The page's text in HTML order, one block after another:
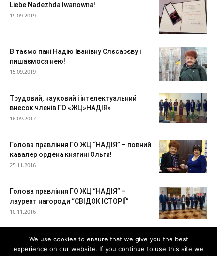
Liebe Nadezhda Iwanowna!
19.09.2019
Вітаємо пані Надію Іванівну Слєсарєву і
пишаємося нею!
15.09.2019
Трудовий, науковий і інтелектуальний
внесок членів ГО «ЖЦ»НАДІЯ»
16.09.2017
Голова правління ГО ЖЦ “НАДІЯ” – повний
кавалер ордена княгині Ольги!
25.11.2016
Голова правління ГО ЖЦ “НАДІЯ” –
лауреат нагороди “СВІДОК ІСТОРІЇ”
10.11.2016
We use cookies to ensure that we give you the best
experience on our website. If you continue to use this site we